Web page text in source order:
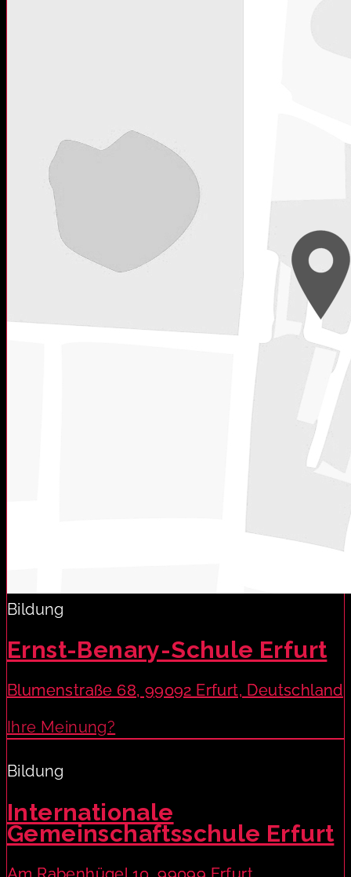
Bildung
Ernst-Benary-Schule Erfurt
Blumenstraße 68, 99092 Erfurt, Deutschland
Ihre Meinung?
Bildung
Internationale
Gemeinschaftsschule Erfurt